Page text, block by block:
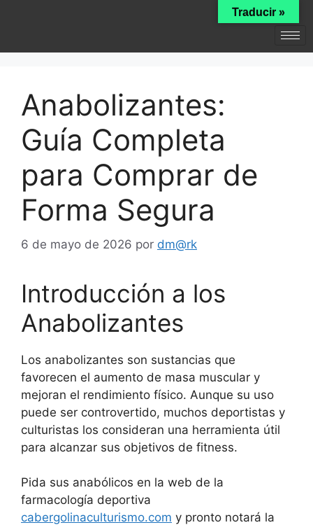
Anabolizantes:
Guía Completa
para Comprar de
Forma Segura
6 de mayo de 2026 por dm@rk
Introducción a los
Anabolizantes
Los anabolizantes son sustancias que
favorecen el aumento de masa muscular y
mejoran el rendimiento físico. Aunque su uso
puede ser controvertido, muchos deportistas y
culturistas los consideran una herramienta útil
para alcanzar sus objetivos de fitness.
Pida sus anabólicos en la web de la
farmacología deportiva
cabergolinaculturismo.com y pronto notará la
Traducir »